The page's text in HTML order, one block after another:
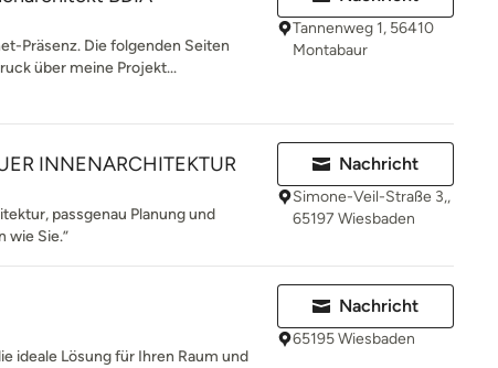
Präsenz. Die folgenden Seiten
über meine Projekt...
Tannenweg 1, 56410
Montabaur
INNENARCHITEKTUR
passgenau Planung und
wie Sie.”
Nachricht
Simone-Veil-Straße 3,,
65197 Wiesbaden
ideale Lösung für Ihren Raum und
Nachricht
65195 Wiesbaden